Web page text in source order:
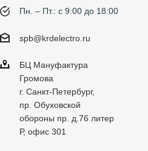
Пн. – Пт.: с 9:00 до 18:00
spb@krdelectro.ru
БЦ Мануфактура
Громова
г. Санкт-Петербург,
пр. Обуховской
обороны пр. д.76 литер
Р, офис 301